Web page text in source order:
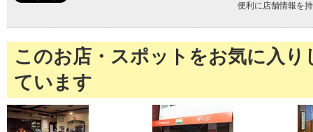
便利に店舗情報を
このお店・スポットをお気に入
ています